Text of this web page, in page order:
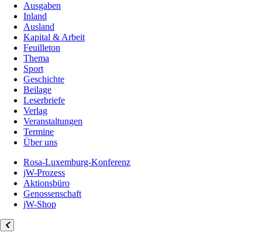
Ausgaben
Inland
Ausland
Kapital & Arbeit
Feuilleton
Thema
Sport
Geschichte
Beilage
Leserbriefe
Verlag
Veranstaltungen
Termine
Über uns
Rosa-Luxemburg-Konferenz
jW-Prozess
Aktionsbüro
Genossenschaft
jW-Shop